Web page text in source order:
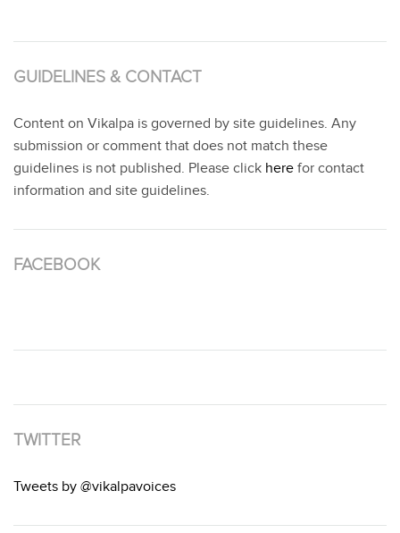
GUIDELINES & CONTACT
Content on Vikalpa is governed by site guidelines. Any
submission or comment that does not match these
guidelines is not published. Please click here for contact
information and site guidelines.
FACEBOOK
TWITTER
Tweets by @vikalpavoices